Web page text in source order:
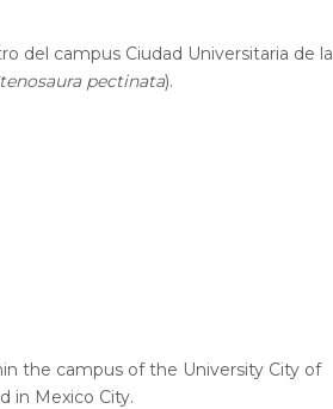
del campus Ciudad Universitaria de la
pectinata).
the campus of the University City of
in Mexico City.